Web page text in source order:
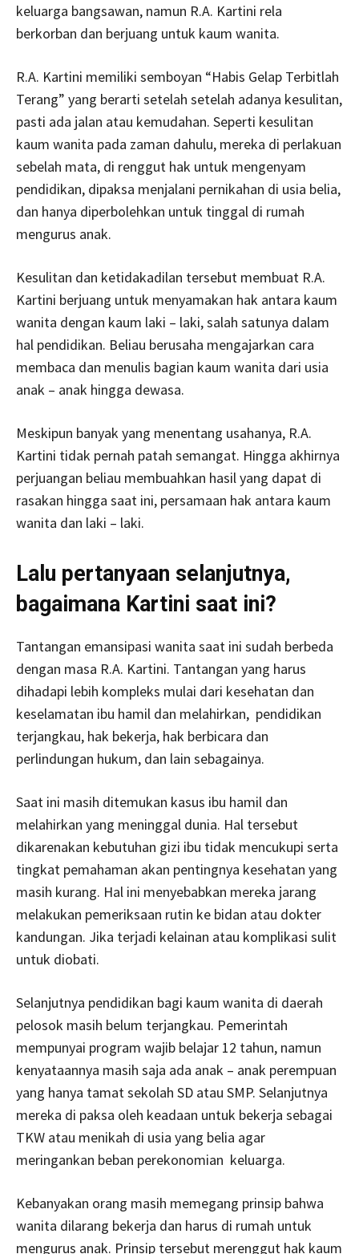
keluarga bangsawan, namun R.A. Kartini rela
berkorban dan berjuang untuk kaum wanita.
R.A. Kartini memiliki semboyan “Habis Gelap Terbitlah
Terang” yang berarti setelah setelah adanya kesulitan,
pasti ada jalan atau kemudahan. Seperti kesulitan
kaum wanita pada zaman dahulu, mereka di perlakuan
sebelah mata, di renggut hak untuk mengenyam
pendidikan, dipaksa menjalani pernikahan di usia belia,
dan hanya diperbolehkan untuk tinggal di rumah
mengurus anak.
Kesulitan dan ketidakadilan tersebut membuat R.A.
Kartini berjuang untuk menyamakan hak antara kaum
wanita dengan kaum laki – laki, salah satunya dalam
hal pendidikan. Beliau berusaha mengajarkan cara
membaca dan menulis bagian kaum wanita dari usia
anak – anak hingga dewasa.
Meskipun banyak yang menentang usahanya, R.A.
Kartini tidak pernah patah semangat. Hingga akhirnya
perjuangan beliau membuahkan hasil yang dapat di
rasakan hingga saat ini, persamaan hak antara kaum
wanita dan laki – laki.
Lalu pertanyaan selanjutnya,
bagaimana Kartini saat ini?
Tantangan emansipasi wanita saat ini sudah berbeda
dengan masa R.A. Kartini. Tantangan yang harus
dihadapi lebih kompleks mulai dari kesehatan dan
keselamatan ibu hamil dan melahirkan, pendidikan
terjangkau, hak bekerja, hak berbicara dan
perlindungan hukum, dan lain sebagainya.
Saat ini masih ditemukan kasus ibu hamil dan
melahirkan yang meninggal dunia. Hal tersebut
dikarenakan kebutuhan gizi ibu tidak mencukupi serta
tingkat pemahaman akan pentingnya kesehatan yang
masih kurang. Hal ini menyebabkan mereka jarang
melakukan pemeriksaan rutin ke bidan atau dokter
kandungan. Jika terjadi kelainan atau komplikasi sulit
untuk diobati.
Selanjutnya pendidikan bagi kaum wanita di daerah
pelosok masih belum terjangkau. Pemerintah
mempunyai program wajib belajar 12 tahun, namun
kenyataannya masih saja ada anak – anak perempuan
yang hanya tamat sekolah SD atau SMP. Selanjutnya
mereka di paksa oleh keadaan untuk bekerja sebagai
TKW atau menikah di usia yang belia agar
meringankan beban perekonomian keluarga.
Kebanyakan orang masih memegang prinsip bahwa
wanita dilarang bekerja dan harus di rumah untuk
mengurus anak. Prinsip tersebut merenggut hak kaum